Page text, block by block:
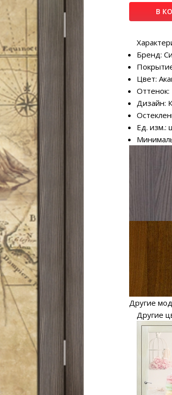
В
Бренд:
Цвет:
Дизайн:
Ед. изм.:
Другие
Другие